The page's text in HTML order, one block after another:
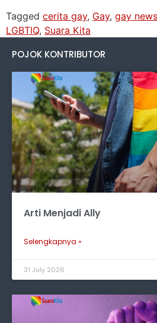
Tagged cerita gay, Gay, gay news
LGBTIQ, Suara Kita
POJOK KONTRIBUTOR
Arti Menjadi Ally
Selengkapnya »
31 July 2026